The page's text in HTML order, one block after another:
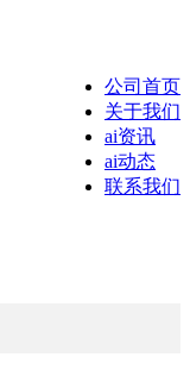
公司首页
关于我们
ai资讯
ai动态
联系我们